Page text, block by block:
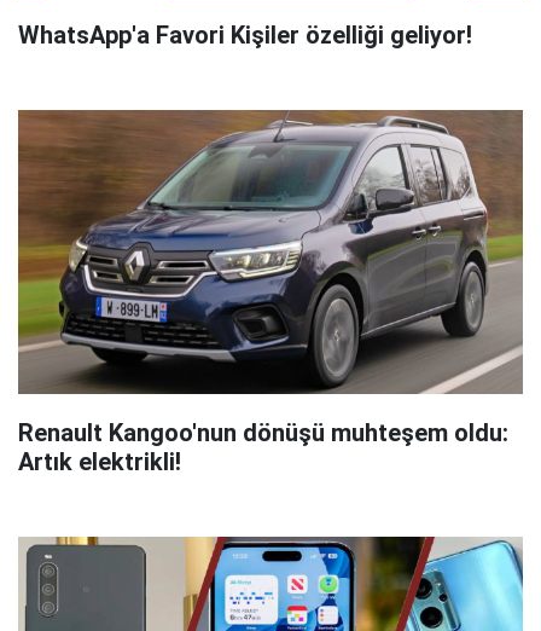
WhatsApp'a Favori Kişiler özelliği geliyor!
Renault Kangoo'nun dönüşü muhteşem oldu:
Artık elektrikli!